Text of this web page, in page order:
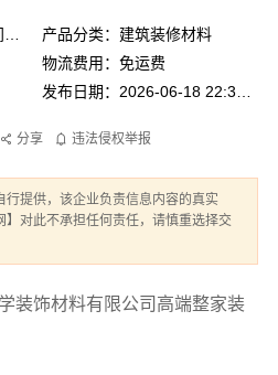
产品分类：建筑装修材料
物流费用：免运费
分享 违法侵权举报
提供，该企业负责信息内容的真实
对此不承担任何责任，请慎重选择交
装饰材料有限公司高端整家装